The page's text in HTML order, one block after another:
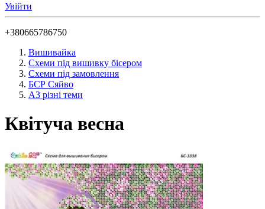
Увійти
+380665786750
Вишивайка
Схеми під вишивку бісером
Схеми під замовлення
БСР Сяйво
А3 різні теми
Квітуча весна